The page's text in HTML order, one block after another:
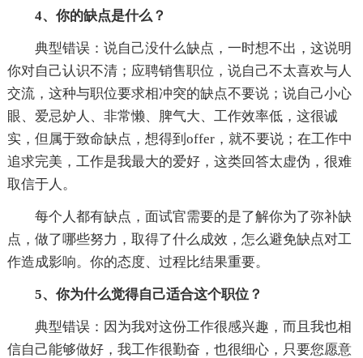
4、你的缺点是什么？
典型错误：说自己没什么缺点，一时想不出，这说明
你对自己认识不清；应聘销售职位，说自己不太喜欢与人
交流，这种与职位要求相冲突的缺点不要说；说自己小心
眼、爱忌妒人、非常懒、脾气大、工作效率低，这很诚
实，但属于致命缺点，想得到offer，就不要说；在工作中
追求完美，工作是我最大的爱好，这类回答太虚伪，很难
取信于人。
每个人都有缺点，面试官需要的是了解你为了弥补缺
点，做了哪些努力，取得了什么成效，怎么避免缺点对工
作造成影响。你的态度、过程比结果重要。
5、你为什么觉得自己适合这个职位？
典型错误：因为我对这份工作很感兴趣，而且我也相
信自己能够做好，我工作很勤奋，也很细心，只要您愿意